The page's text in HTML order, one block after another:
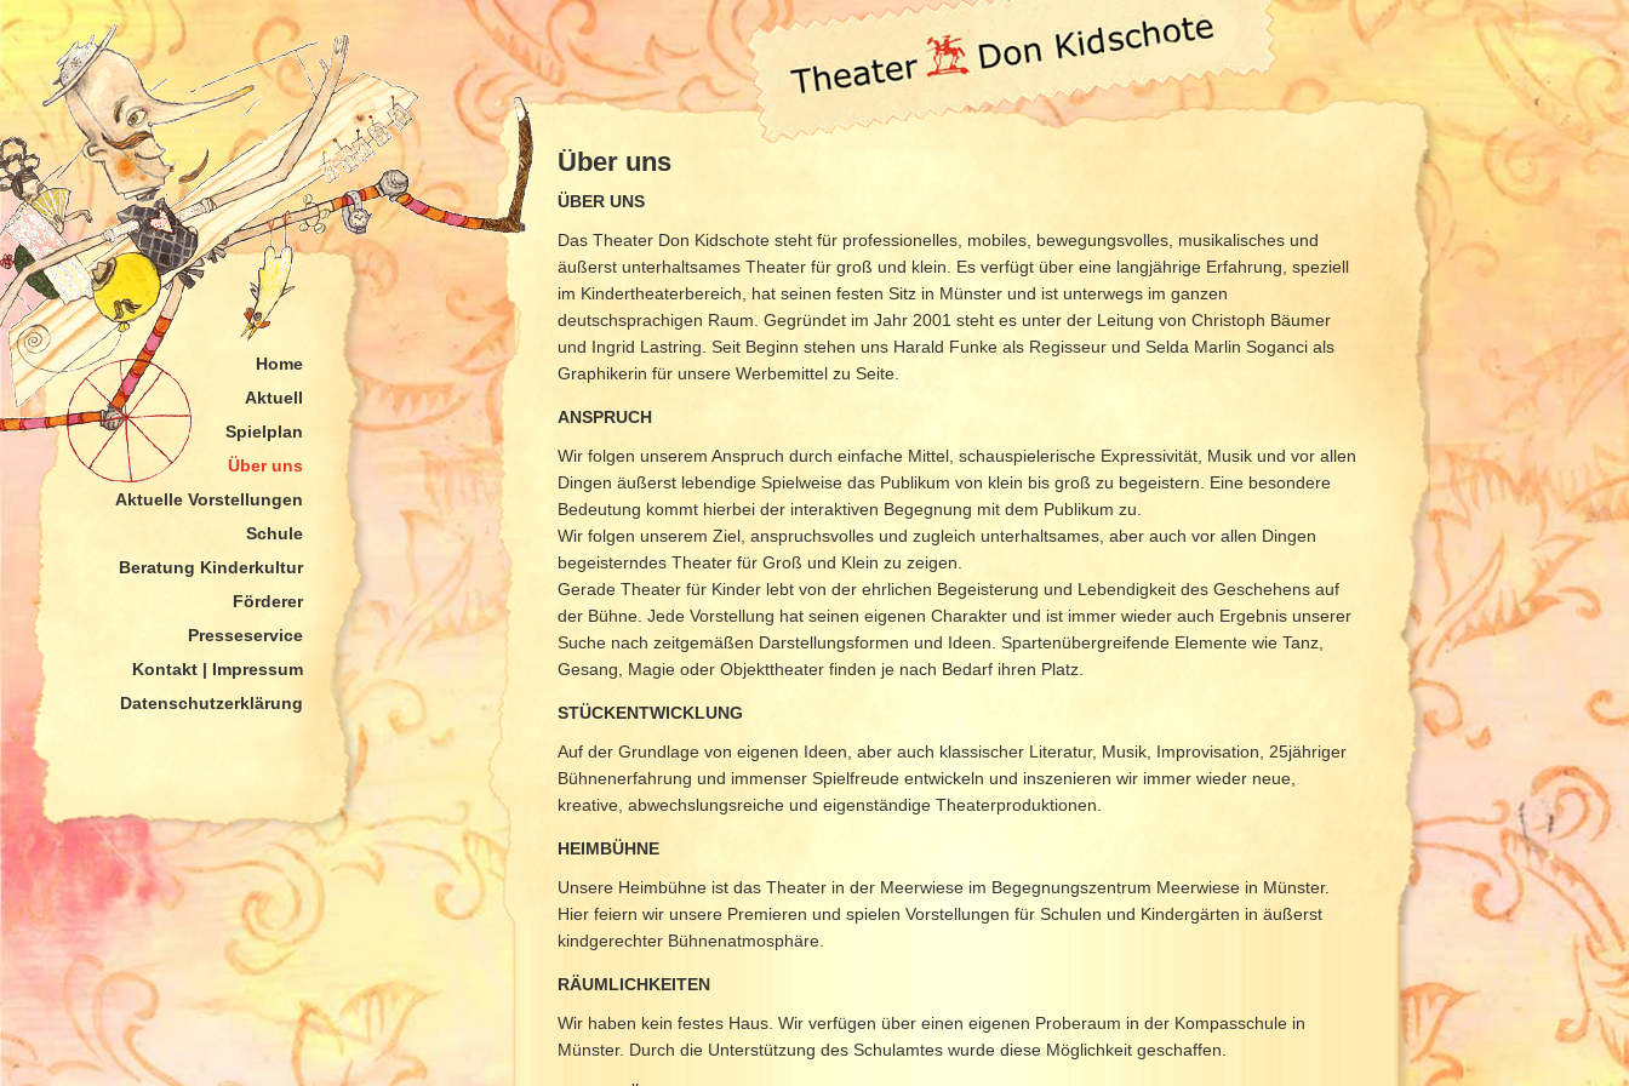
Home
Aktuell
Spielplan
Über uns
Aktuelle Vorstellungen
Schule
Beratung Kinderkultur
Förderer
Presseservice
Kontakt | Impressum
Datenschutzerklärung
Über uns
ÜBER UNS
Das Theater Don Kidschote steht für professionelles, mobiles, bewegungsvolles, musikalisches und
äußerst unterhaltsames Theater für groß und klein. Es verfügt über eine langjährige Erfahrung, speziell
im Kindertheaterbereich, hat seinen festen Sitz in Münster und ist unterwegs im ganzen
deutschsprachigen Raum. Gegründet im Jahr 2001 steht es unter der Leitung von Christoph Bäumer
und Ingrid Lastring. Seit Beginn stehen uns Harald Funke als Regisseur und Selda Marlin Soganci als
Graphikerin für unsere Werbemittel zu Seite.
ANSPRUCH
Wir folgen unserem Anspruch durch einfache Mittel, schauspielerische Expressivität, Musik und vor allen
Dingen äußerst lebendige Spielweise das Publikum von klein bis groß zu begeistern. Eine besondere
Bedeutung kommt hierbei der interaktiven Begegnung mit dem Publikum zu.
Wir folgen unserem Ziel, anspruchsvolles und zugleich unterhaltsames, aber auch vor allen Dingen
begeisterndes Theater für Groß und Klein zu zeigen.
Gerade Theater für Kinder lebt von der ehrlichen Begeisterung und Lebendigkeit des Geschehens auf
der Bühne. Jede Vorstellung hat seinen eigenen Charakter und ist immer wieder auch Ergebnis unserer
Suche nach zeitgemäßen Darstellungsformen und Ideen. Spartenübergreifende Elemente wie Tanz,
Gesang, Magie oder Objekttheater finden je nach Bedarf ihren Platz.
STÜCKENTWICKLUNG
Auf der Grundlage von eigenen Ideen, aber auch klassischer Literatur, Musik, Improvisation, 25jähriger
Bühnenerfahrung und immenser Spielfreude entwickeln und inszenieren wir immer wieder neue,
kreative, abwechslungsreiche und eigenständige Theaterproduktionen.
HEIMBÜHNE
Unsere Heimbühne ist das Theater in der Meerwiese im Begegnungszentrum Meerwiese in Münster.
Hier feiern wir unsere Premieren und spielen Vorstellungen für Schulen und Kindergärten in äußerst
kindgerechter Bühnenatmosphäre.
RÄUMLICHKEITEN
Wir haben kein festes Haus. Wir verfügen über einen eigenen Proberaum in der Kompasschule in
Münster. Durch die Unterstützung des Schulamtes wurde diese Möglichkeit geschaffen.